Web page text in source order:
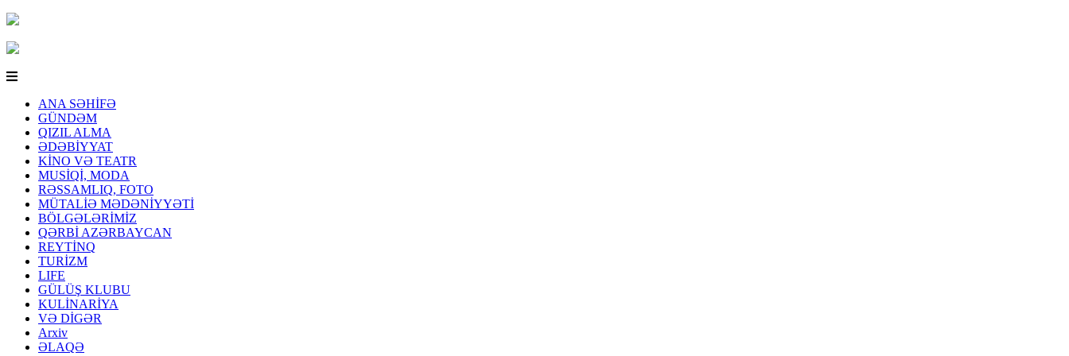
ANA SƏHİFƏ
GÜNDƏM
QIZIL ALMA
ƏDƏBİYYAT
KİNO VƏ TEATR
MUSİQİ, MODA
RƏSSAMLIQ, FOTO
MÜTALİƏ MƏDƏNİYYƏTİ
BÖLGƏLƏRİMİZ
QƏRBİ AZƏRBAYCAN
REYTİNQ
TURİZM
LIFE
GÜLÜŞ KLUBU
KULİNARİYA
VƏ DİGƏR
Arxiv
ƏLAQƏ